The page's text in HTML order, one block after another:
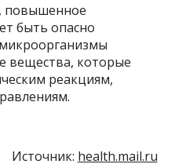
повышенное
быть опасно
вещества, которые
реакциям,
Источник: health.mail.ru